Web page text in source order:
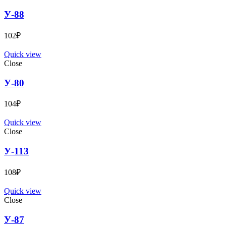
У-88
102₽
Quick view
Close
У-80
104₽
Quick view
Close
У-113
108₽
Quick view
Close
У-87